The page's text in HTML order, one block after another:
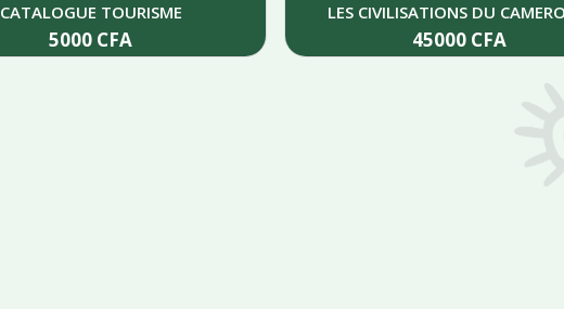
CATALOGUE TOURISME
5000 CFA
LES CIVILISATIONS DU
45000 CFA